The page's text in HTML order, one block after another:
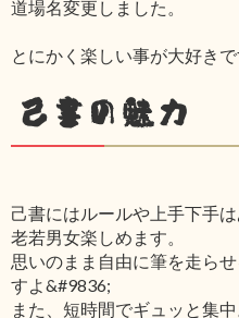
道場名変更しました。
とにかく楽しい事が大好きで
己書の魅力
己書にはルールや上手下手は
老若男女楽しめます。
思いのまま自由に筆を走ら
すよ&#9836;
また、短時間でギュッと集中